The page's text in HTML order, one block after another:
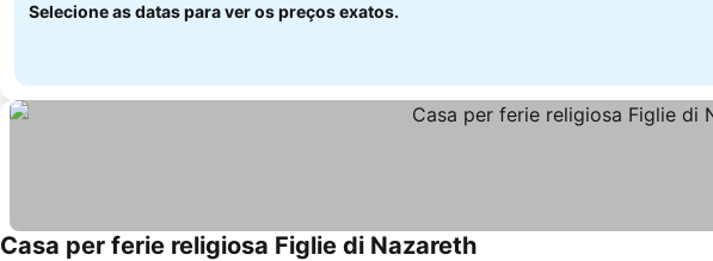
Selecione as datas para ver os preços exatos.
Casa per ferie religiosa Figlie di Nazareth